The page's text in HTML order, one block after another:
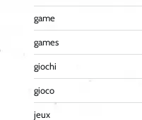
game
games
giochi
gioco
jeux